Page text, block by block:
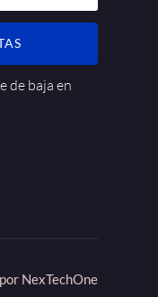
de baja en
NexTechOne